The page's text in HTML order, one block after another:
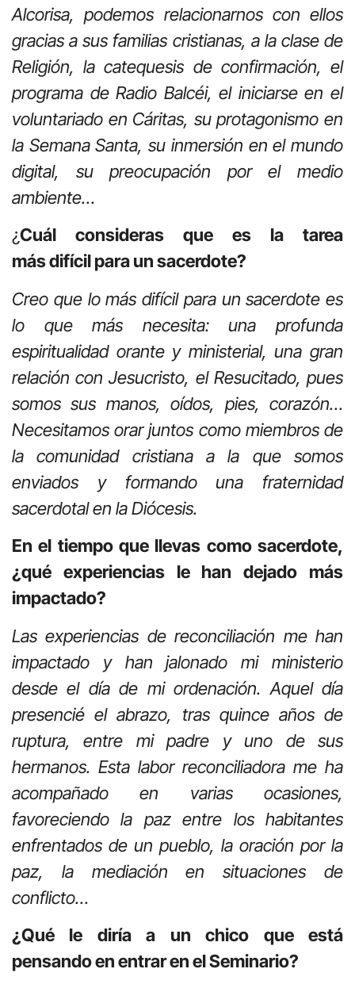
Alcorisa, podemos relacionarnos con ellos
gracias a sus familias cristianas, a la clase de
Religión, la catequesis de confirmación, el
programa de Radio Balcéi, el iniciarse en el
voluntariado en Cáritas, su protagonismo en
la Semana Santa, su inmersión en el mundo
digital, su preocupación por el medio
ambiente…
¿Cuál consideras que es la tarea
más difícil para un sacerdote?
Creo que lo más difícil para un sacerdote es
lo que más necesita: una profunda
espiritualidad orante y ministerial, una gran
relación con Jesucristo, el Resucitado, pues
somos sus manos, oídos, pies, corazón…
Necesitamos orar juntos como miembros de
la comunidad cristiana a la que somos
enviados y formando una fraternidad
sacerdotal en la Diócesis.
En el tiempo que llevas como sacerdote,
¿qué experiencias le han dejado más
impactado?
Las experiencias de reconciliación me han
impactado y han jalonado mi ministerio
desde el día de mi ordenación. Aquel día
presencié el abrazo, tras quince años de
ruptura, entre mi padre y uno de sus
hermanos. Esta labor reconciliadora me ha
acompañado en varias ocasiones,
favoreciendo la paz entre los habitantes
enfrentados de un pueblo, la oración por la
paz, la mediación en situaciones de
conflicto…
¿Qué le diría a un chico que está
pensando en entrar en el Seminario?